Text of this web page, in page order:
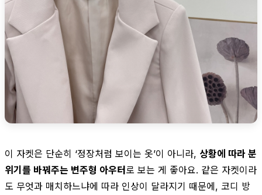
이 자켓은 단순히 ‘정장처럼 보이는 옷’이 아니라, 상황에 따라 분
위기를 바꿔주는 변주형 아우터로 보는 게 좋아요. 같은 자켓이라
도 무엇과 매치하느냐에 따라 인상이 달라지기 때문에, 코디 방